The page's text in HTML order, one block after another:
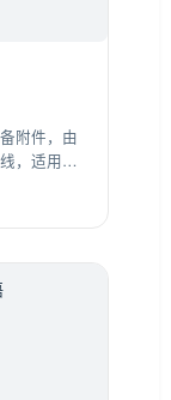
附件，由
，适用于